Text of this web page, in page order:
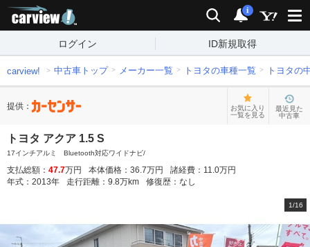
検索 通知
i
ログイン ID新規取得
carview! 中古車トップ メーカー一覧 トヨタの車種一覧 トヨタの
提供：
お気に入り
一覧を見る
最近見た
中古車
トヨタ アクア 1.5 S
17インチアルミ Bluetooth対応ワイドナビ/
支払総額： 47.7万円 本体価格： 36.7万円 諸経費： 11.0万円
年式： 2013年 走行距離： 9.8万km 修復歴： なし
1/16